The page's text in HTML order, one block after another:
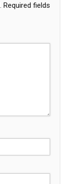
Required fields